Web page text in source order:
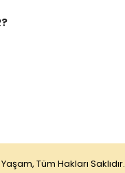
Tüm Hakları Saklıdır.